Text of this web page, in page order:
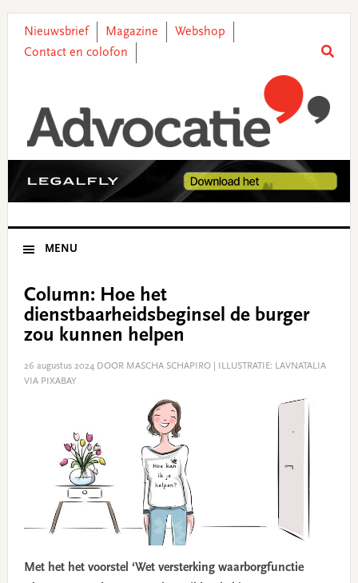
primary
main
primary
footer
Nieuwsbrief Magazine
Webshop
Contact en colofon
MENU
Column: Hoe het
dienstbaarheidsbeginsel de burger
zou kunnen helpen
26 augustus 2024DOOR MASCHA SCHAPIRO | ILLUSTRATIE: LAVNATALIA
VIA PIXABAY
Met het het voorstel ‘Wet versterking waarborgfunctie